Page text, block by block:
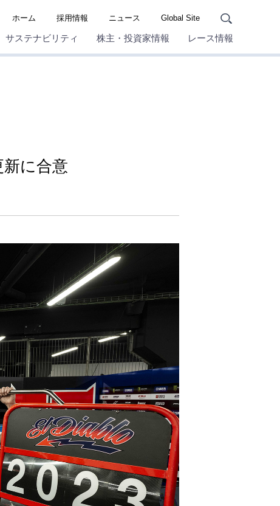
ホーム 採用情報 ニュース Global Site
サステナビリティ 株主・投資家情報 レース情報
に合意